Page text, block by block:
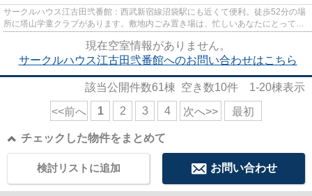
サークルハウス江古田弐番館：西武新宿線沼袋駅にも近くて便利。徒歩52分の場
所に塔山学童クラブがあります。敷地内ごみ置き場は、忙しいあなたにとってマ
現在空室情報がありません。
サークルハウス江古田弐番館へのお問い合わせはこちら
該当公開件数61棟 空き数10件 1-20棟表示
<<前へ 1 2 3 4 次へ>> 最初
チェックした物件をまとめて
お問い合わせ
検討リストに追加